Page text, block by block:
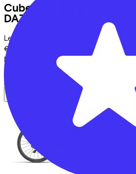
Cube
DAZZLEPINK/BLUE
Leaseprijs p/m vanaf
€126,59
Prijs
Bespaar
€1.021,87
Bekijk